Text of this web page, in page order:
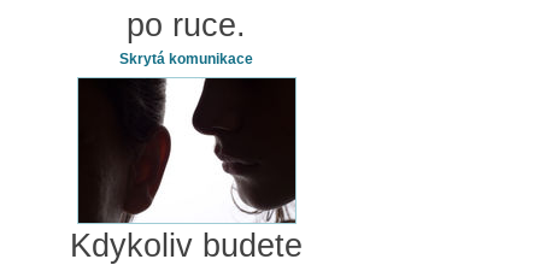
po ruce.
Skrytá komunikace
Kdykoliv budete